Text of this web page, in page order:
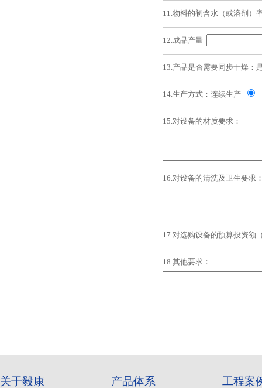
11.物料的初含水（或溶剂）
12.成品产量
13.产品是否需要同步干燥：
14.生产方式：连续生产
15.对设备的材质要求：
16.对设备的清洗及卫生要求
17.对选购设备的预算投资额
18.其他要求：
关于毅康 产品体系 工程案